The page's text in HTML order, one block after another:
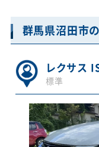
群馬県沼田市
レクサス
標準